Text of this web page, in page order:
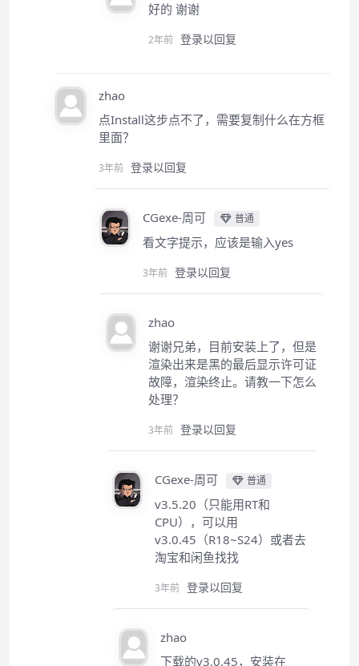
好的 谢谢
2年前 登录以回复
zhao
点Install这步点不了，需要复制什么在方框
里面？
3年前 登录以回复
CGexe-周可 普通
看文字提示，应该是输入yes
3年前 登录以回复
zhao
谢谢兄弟，目前安装上了，但是
渲染出来是黑的最后显示许可证
故障，渲染终止。请教一下怎么
处理？
3年前 登录以回复
CGexe-周可 普通
v3.5.20（只能用RT和
CPU），可以用
v3.0.45（R18~S24）或者去
淘宝和闲鱼找找
3年前 登录以回复
zhao
下载的v3.0.45，安装在